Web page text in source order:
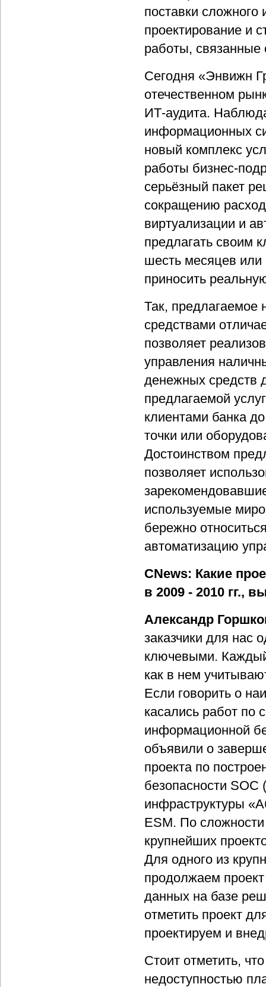
поставки сложного
проектирование и
работы, связанные
Сегодня «Энвижн
отечественном
ИТ-аудита.
информационных
новый комплекс
работы бизнес-
серьёзный пакет
сокращению
виртуализации и
предлагать своим
шесть месяцев или
приносить
Так,
средствами
позволяет
управления
денежных средств
предлагаемой
клиентами банка
точки или
Достоинством
позволяет
используемые
бережно
автоматизацию
CNews: Какие
в 2009 - 2010 гг.,
Александр
заказчики для нас
ключевыми.
как в нем
Если говорить о
касались работ по
информационной
объявили о
проекта по
безопасности
инфраструктуры
ESM. По
крупнейших
Для одного из
продолжаем
данных на базе
отметить проект
проектируем и
Стоит отметить,
недоступностью